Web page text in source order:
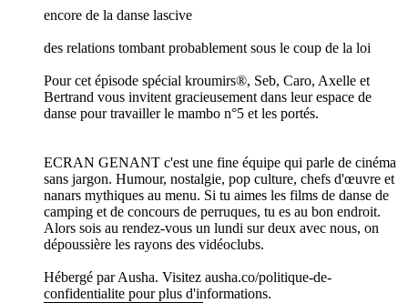
encore de la danse lascive
des relations tombant probablement sous le coup de la loi
Pour cet épisode spécial kroumirs®️, Seb, Caro, Axelle et
Bertrand vous invitent gracieusement dans leur espace de
danse pour travailler le mambo n°5 et les portés.
ECRAN GENANT c'est une fine équipe qui parle de cinéma
sans jargon. Humour, nostalgie, pop culture, chefs d'œuvre et
nanars mythiques au menu. Si tu aimes les films de danse de
camping et de concours de perruques, tu es au bon endroit.
Alors sois au rendez-vous un lundi sur deux avec nous, on
dépoussière les rayons des vidéoclubs.
Hébergé par Ausha. Visitez ausha.co/politique-de-
confidentialite pour plus d'informations.